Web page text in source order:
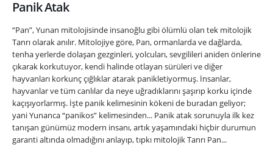
Panik Atak
“Pan”, Yunan mitolojisinde insanoğlu gibi ölümlü olan tek mitolojik
Tanrı olarak anılır. Mitolojiye göre, Pan, ormanlarda ve dağlarda,
tenha yerlerde dolaşan gezginleri, yolcuları, sevgilileri aniden önlerine
çıkarak korkutuyor, kendi halinde otlayan sürüleri ve diğer
hayvanları korkunç çığlıklar atarak panikletiyormuş. İnsanlar,
hayvanlar ve tüm canlılar da neye uğradıklarını şaşırıp korku içinde
kaçışıyorlarmış. İşte panik kelimesinin kökeni de buradan geliyor;
yani Yunanca “panikos” kelimesinden... Panik atak sorunuyla ilk kez
tanışan günümüz modern insanı, artık yaşamındaki hiçbir durumun
garanti altında olmadığını anlayıp, tıpkı mitolojik Tanrı Pan...